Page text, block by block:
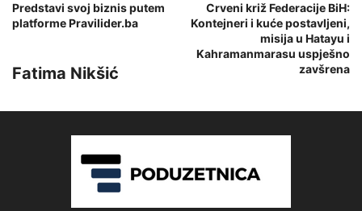
Predstavi svoj biznis putem
platforme Pravilider.ba
Crveni križ Federacije BiH:
Kontejneri i kuće postavljeni,
misija u Hatayu i
Kahramanmarasu uspješno
zavšrena
Fatima Nikšić